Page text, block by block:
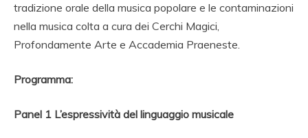
tradizione orale della musica popolare e le contaminazioni
nella musica colta a cura dei Cerchi Magici,
Profondamente Arte e Accademia Praeneste.
Programma:
Panel 1 L’espressività del linguaggio musicale